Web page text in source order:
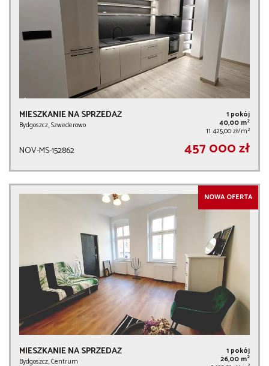
MIESZKANIE NA SPRZEDAŻ
Bydgoszcz, Szwederowo
1 pokój
40,00 m2
11 425,00 zł/m2
NOV-MS-152862 457 000 zł
NOWA OFERTA
MIESZKANIE NA SPRZEDAŻ
Bydgoszcz, Centrum
1 pokój
26,00 m2